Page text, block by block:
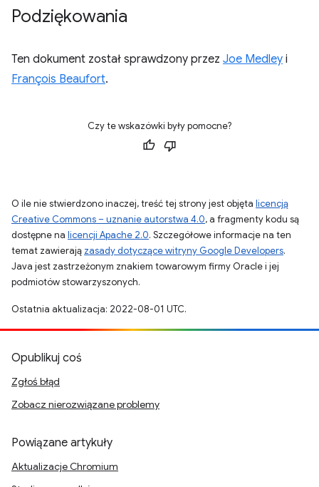
Podziękowania
Ten dokument został sprawdzony przez Joe Medley i
François Beaufort.
Czy te wskazówki były pomocne?
O ile nie stwierdzono inaczej, treść tej strony jest objęta licencją
Creative Commons – uznanie autorstwa 4.0, a fragmenty kodu są
dostępne na licencji Apache 2.0. Szczegółowe informacje na ten
temat zawierają zasady dotyczące witryny Google Developers.
Java jest zastrzeżonym znakiem towarowym firmy Oracle i jej
podmiotów stowarzyszonych.
Ostatnia aktualizacja: 2022-08-01 UTC.
Opublikuj coś
Zgłoś błąd
Zobacz nierozwiązane problemy
Powiązane artykuły
Aktualizacje Chromium